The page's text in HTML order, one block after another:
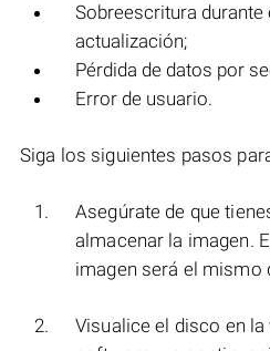
Sobreescritura durante
actualización;
Pérdida de datos por
Error de usuario.
Siga los siguientes pasos
Asegúrate de que
almacenar la imagen.
imagen será el mismo
Visualice el disco en